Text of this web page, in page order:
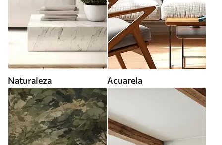
Naturaleza Acuarela